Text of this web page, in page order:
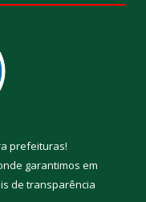
prefeituras!
garantimos em
de transparência